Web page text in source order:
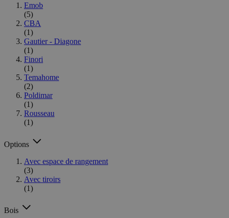
Emob
(5)
CBA
(1)
Gautier - Diagone
(1)
Finori
(1)
Temahome
(2)
Poldimar
(1)
Rousseau
(1)
Options
Avec espace de rangement
(3)
Avec tiroirs
(1)
Bois